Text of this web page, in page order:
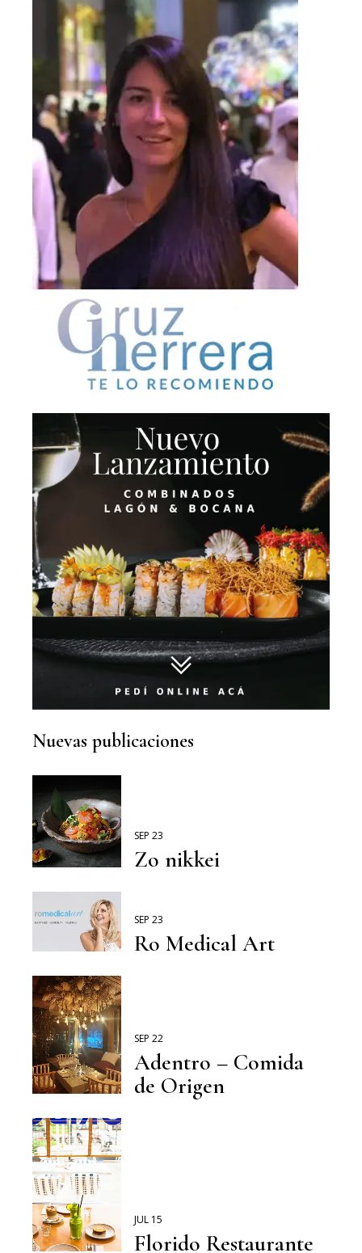
Nuevas publicaciones
SEP 23
Zo nikkei
SEP 23
Ro Medical Art
SEP 22
Adentro – Comida
de Origen
JUL 15
Florido Restaurante